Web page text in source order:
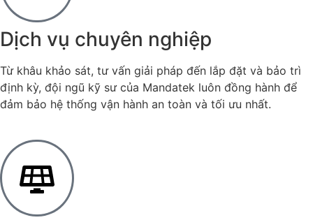
Dịch vụ chuyên nghiệp
Từ khâu khảo sát, tư vấn giải pháp đến lắp đặt và bảo trì
định kỳ, đội ngũ kỹ sư của Mandatek luôn đồng hành để
đảm bảo hệ thống vận hành an toàn và tối ưu nhất.